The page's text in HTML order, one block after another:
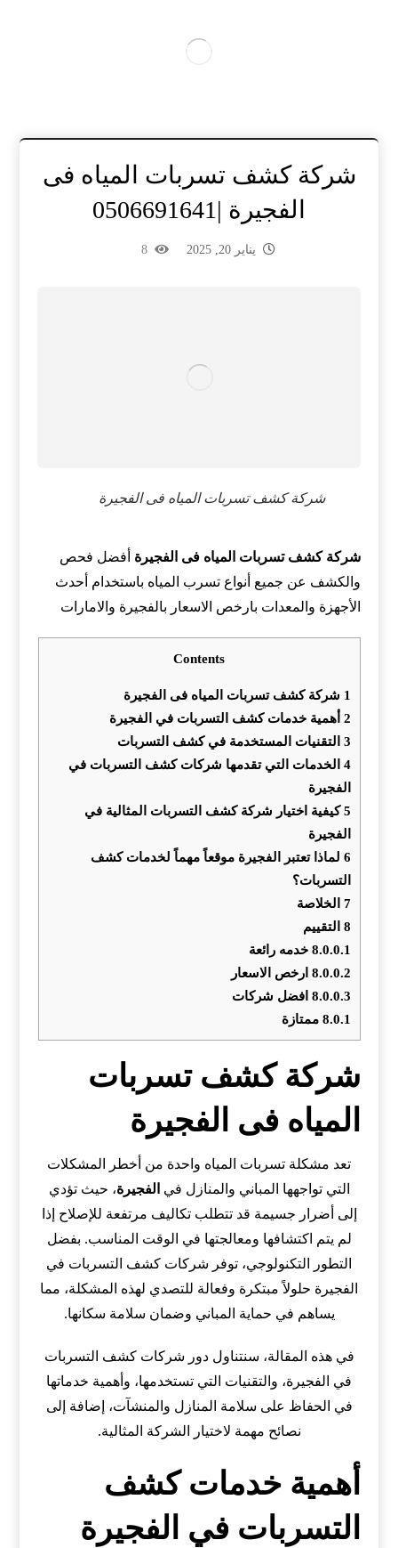
شركة كشف تسربات المياه فى
الفجيرة |0506691641
يناير 20, 2025 8
شركة كشف تسربات المياه فى الفجيرة
شركة كشف تسربات المياه فى الفجيرة أفضل فحص
والكشف عن جميع أنواع تسرب المياه باستخدام أحدث
الأجهزة والمعدات بارخص الاسعار بالفجيرة والامارات
Contents
1 شركة كشف تسربات المياه فى الفجيرة
2 أهمية خدمات كشف التسربات في الفجيرة
3 التقنيات المستخدمة في كشف التسربات
4 الخدمات التي تقدمها شركات كشف التسربات في
الفجيرة
5كيفية اختيار شركة كشف التسربات المثالية في
الفجيرة
6 لماذا تعتبر الفجيرة موقعاً مهماً لخدمات كشف
التسربات؟
7 الخلاصة
8 التقييم
8.0.0.1 خدمه رائعة
8.0.0.2 ارخص الاسعار
8.0.0.3 افضل شركات
8.0.1 ممتازة
شركة كشف تسربات
المياه فى الفجيرة
تعد مشكلة تسربات المياه واحدة من أخطر المشكلات
التي تواجهها المباني والمنازل في الفجيرة، حيث تؤدي
إلى أضرار جسيمة قد تتطلب تكاليف مرتفعة للإصلاح إذا
لم يتم اكتشافها ومعالجتها في الوقت المناسب. بفضل
التطور التكنولوجي، توفر شركات كشف التسربات في
الفجيرة حلولاً مبتكرة وفعالة للتصدي لهذه المشكلة، مما
يساهم في حماية المباني وضمان سلامة سكانها.
في هذه المقالة، سنتناول دور شركات كشف التسربات
في الفجيرة، والتقنيات التي تستخدمها، وأهمية خدماتها
في الحفاظ على سلامة المنازل والمنشآت، إضافة إلى
نصائح مهمة لاختيار الشركة المثالية.
أهمية خدمات كشف
التسربات في الفجيرة